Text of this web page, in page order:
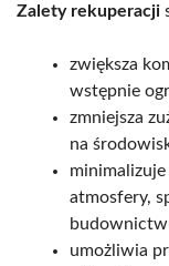
Zalety rekuperacji
zwiększa
wstępnie
zmniejsza
na
atmosfery,
umożliwia